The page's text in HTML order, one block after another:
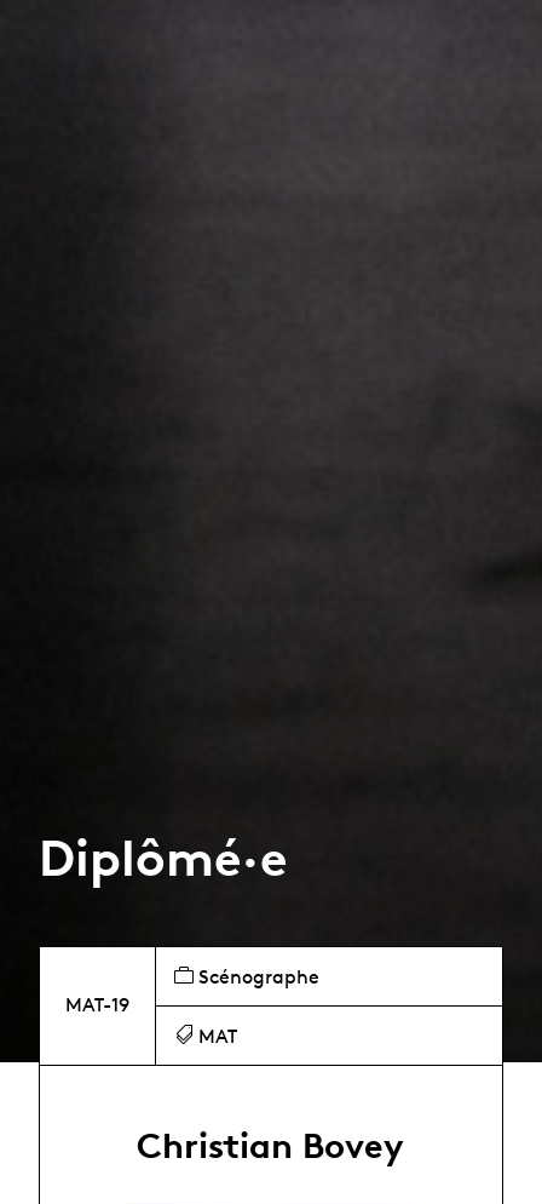
Diplômé·e
MAT-19
Scénographe
MAT
Christian Bovey